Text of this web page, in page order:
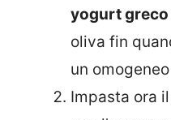
yogurt greco
oliva fin
un
Impasta ora